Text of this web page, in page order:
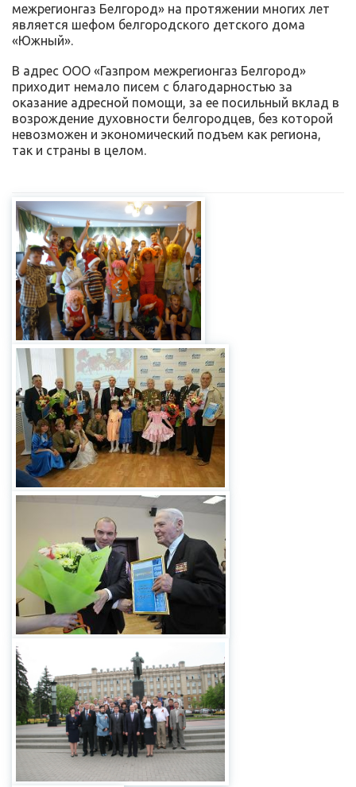
межрегионгаз Белгород» на протяжении многих лет
является шефом белгородского детского дома
«Южный».
В адрес ООО «Газпром межрегионгаз Белгород»
приходит немало писем с благодарностью за
оказание адресной помощи, за ее посильный вклад в
возрождение духовности белгородцев, без которой
невозможен и экономический подъем как региона,
так и страны в целом.